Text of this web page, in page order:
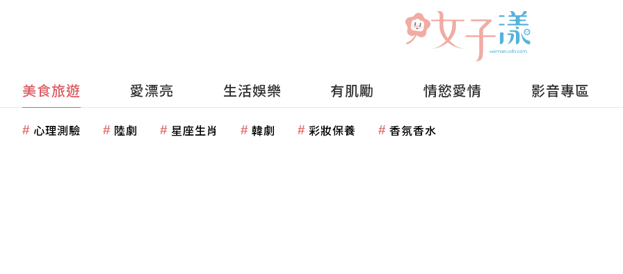
美食旅遊 愛漂亮 生活娛樂 有肌勵 情慾愛情 影音專區
心理測驗 陸劇 星座生肖 韓劇 彩妝保養 香氛香水